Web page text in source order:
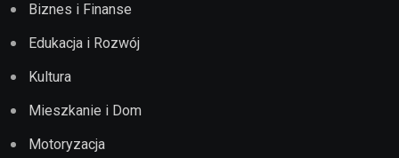
Biznes i Finanse
Edukacja i Rozwój
Kultura
Mieszkanie i Dom
Motoryzacja